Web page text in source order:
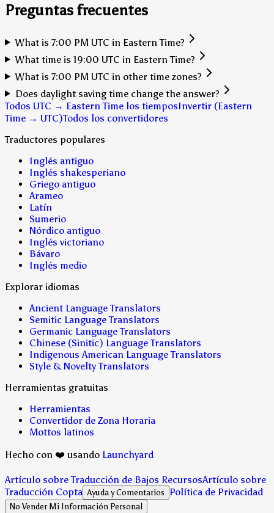
Preguntas frecuentes
What is 7:00 PM UTC in Eastern Time?
What time is 19:00 UTC in Eastern Time?
What is 7:00 PM UTC in other time zones?
Does daylight saving time change the answer?
Todos UTC → Eastern Time los tiemposInvertir (Eastern
Time → UTC)Todos los convertidores
Traductores populares
Inglés antiguo
Inglés shakesperiano
Griego antiguo
Arameo
Latín
Sumerio
Nórdico antiguo
Inglés victoriano
Bávaro
Inglés medio
Explorar idiomas
Ancient Language Translators
Semitic Language Translators
Germanic Language Translators
Chinese (Sinitic) Language Translators
Indigenous American Language Translators
Style & Novelty Translators
Herramientas gratuitas
Herramientas
Convertidor de Zona Horaria
Mottos latinos
Hecho con ❤️ usando Launchyard
Artículo sobre Traducción de Bajos RecursosArtículo sobre
Traducción Copta Ayuda y Comentarios Política de Privacidad
No Vender Mi Información Personal